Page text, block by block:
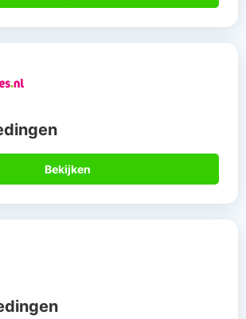
Bekijken